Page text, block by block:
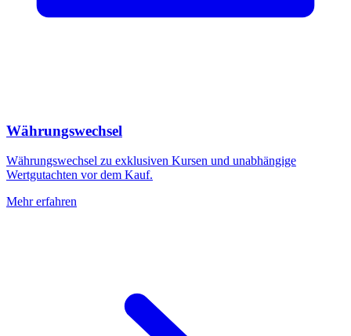
Währungswechsel
Währungswechsel zu exklusiven Kursen und unabhängige
Wertgutachten vor dem Kauf.
Mehr erfahren